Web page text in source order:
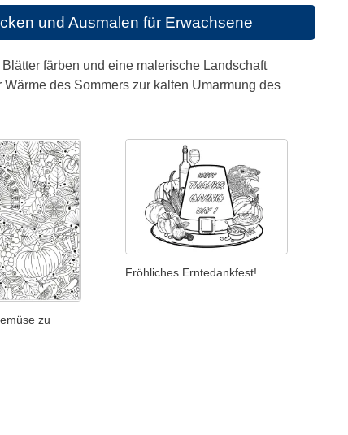
und Ausmalen für Erwachsene
färben und eine malerische Landschaft
des Sommers zur kalten Umarmung des
zu
Fröhliches Erntedankfest!